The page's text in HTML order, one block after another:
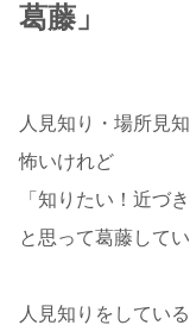
葛藤」
人見知り・場所見
怖いけれど
「知りたい！近づ
と思って葛藤して
人見知りをしている